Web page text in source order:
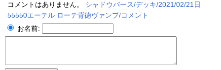
コメントはありません。 シャドウバース/デッキ/2021/02/21日
55550エーテル ローテ背徳ヴァンプ/コメント
お名前: